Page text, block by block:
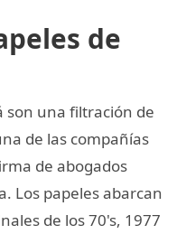
de
son una filtración de
de las compañías
de abogados
Los papeles abarcan
de los 70's, 1977